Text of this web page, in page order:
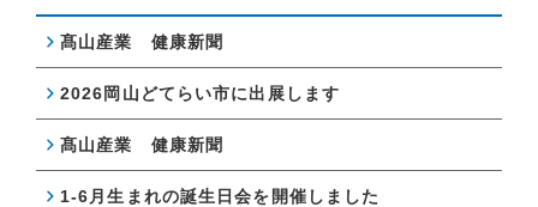
髙山産業 健康新聞
2026岡山どてらい市に出展します
髙山産業 健康新聞
1-6月生まれの誕生日会を開催しました